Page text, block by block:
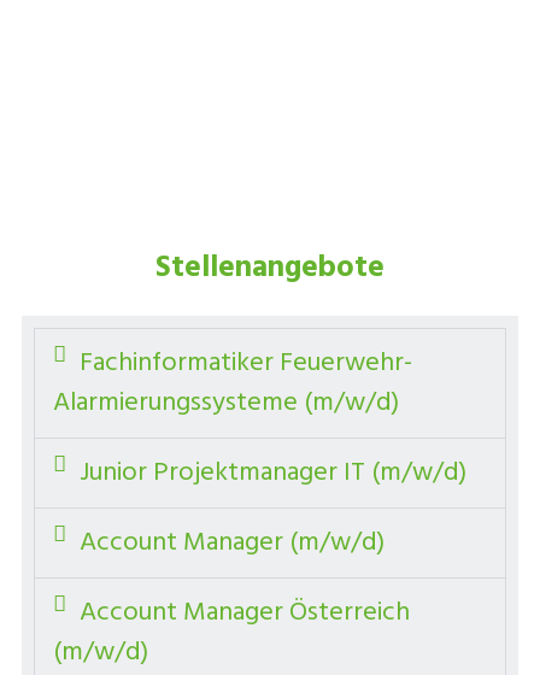
Stellenangebote
Fachinformatiker Feuerwehr-
Alarmierungssysteme (m/w/d)
Junior Projektmanager IT (m/w/d)
Account Manager (m/w/d)
Account Manager Österreich
(m/w/d)